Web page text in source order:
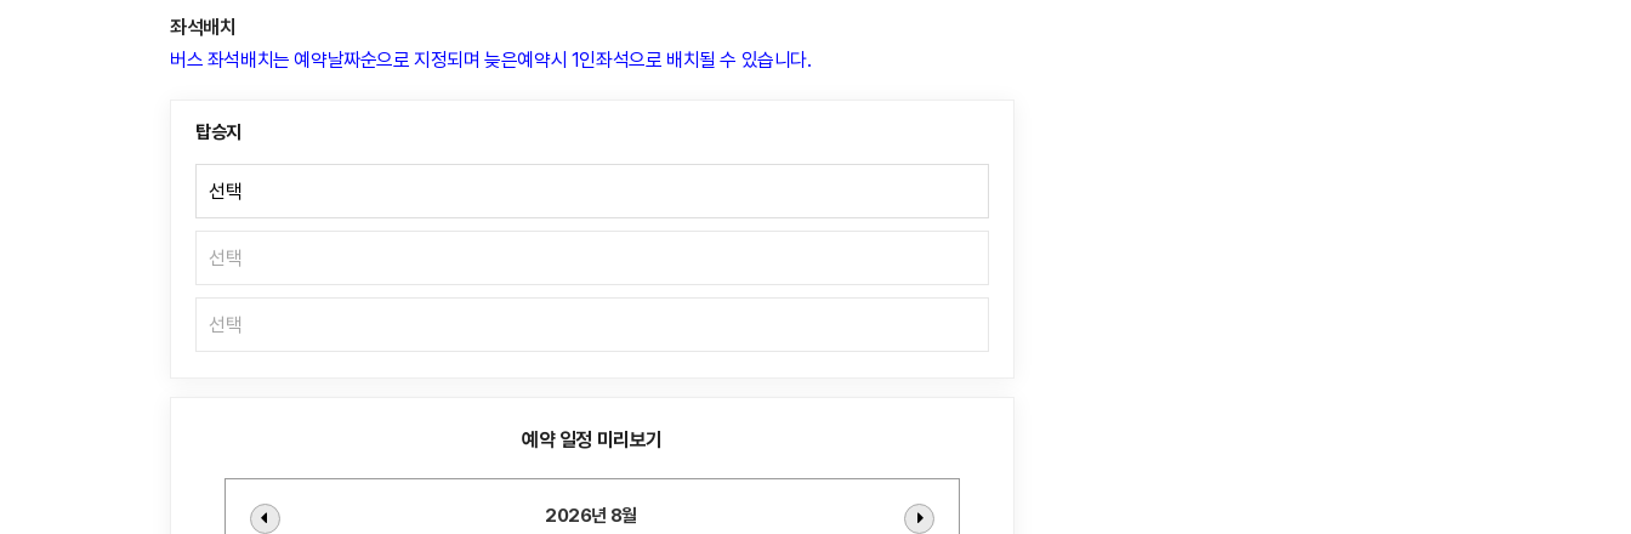
좌석배치
버스 좌석배치는 예약날짜순으로 지정되며 늦은예약시 1인좌석으로 배치될 수 있습니다.
탑승지
예약 일정 미리보기
2026년 8월